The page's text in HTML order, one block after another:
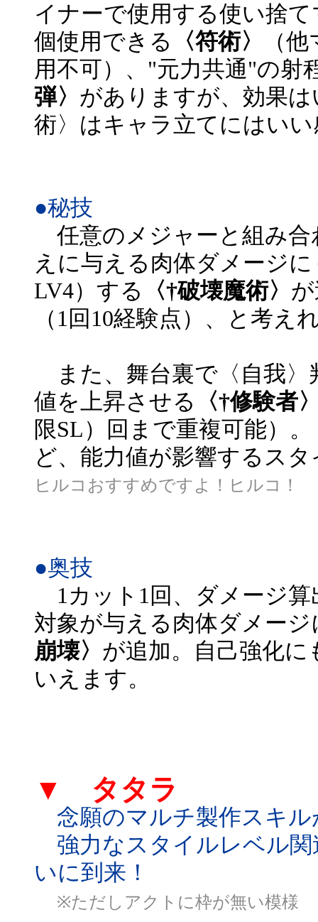
イナーで使用する使い捨
個使用できる
〈符術〉
（
用不可）、"元力共通"の射
弾〉 がありますが、効果
術〉はキャラ立てにはい
●秘技
任意のメジャーと組み合
えに与える肉体ダメージ
LV4）する
〈†破壊魔術〉
（1回10経験点）、と考え
また、舞台裏で〈自我〉
値を上昇させる
〈†修験者
限SL）回まで重複可能）
ど、能力値が影響するス
ヒルコおすすめですよ！ヒルコ！
●奥技
1カット1回、ダメージ算
対象が与える肉体ダメー
崩壊〉 が追加。自己強化
いえます。
▼ タタラ
念願のマルチ製作スキル
強力なスタイルレベル関
いに到来！
※ただしアクトに枠が無い模様